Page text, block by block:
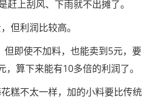
赶上刮风、下雨就不出摊了。
利润比较高。
即使不加料，也能卖到5元，要
算下来能有10多倍的利润了。
不太一样，加的小料要比传统